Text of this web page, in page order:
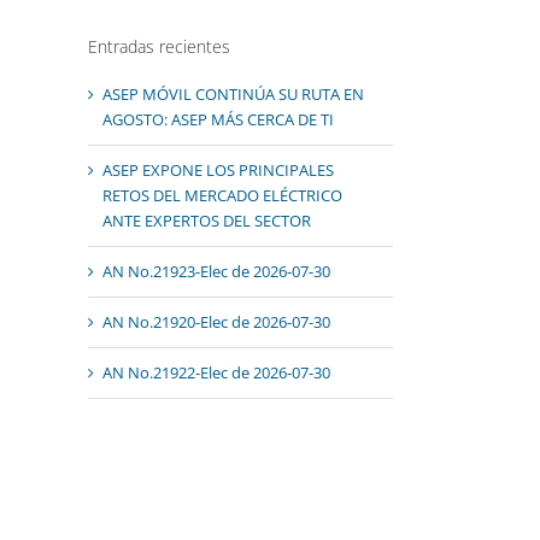
Entradas recientes
ASEP MÓVIL CONTINÚA SU RUTA EN
AGOSTO: ASEP MÁS CERCA DE TI
ASEP EXPONE LOS PRINCIPALES
RETOS DEL MERCADO ELÉCTRICO
ANTE EXPERTOS DEL SECTOR
AN No.21923-Elec de 2026-07-30
AN No.21920-Elec de 2026-07-30
AN No.21922-Elec de 2026-07-30